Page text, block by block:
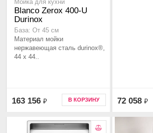
Мойка для кухни
Blanco Zerox 400-U
Durinox
База: От 45 см
Материал мойки
нержавеющая сталь durinox®,
44 x 44..
163 156 ₽ В КОРЗИНУ 72 058 ₽